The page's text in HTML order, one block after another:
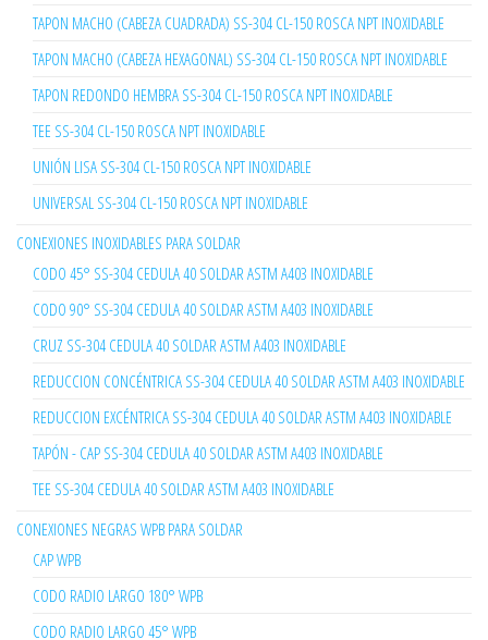
TAPON MACHO (CABEZA CUADRADA) SS-304 CL-150 ROSCA NPT INOXIDABLE
TAPON MACHO (CABEZA HEXAGONAL) SS-304 CL-150 ROSCA NPT INOXIDABLE
TAPON REDONDO HEMBRA SS-304 CL-150 ROSCA NPT INOXIDABLE
TEE SS-304 CL-150 ROSCA NPT INOXIDABLE
UNIÓN LISA SS-304 CL-150 ROSCA NPT INOXIDABLE
UNIVERSAL SS-304 CL-150 ROSCA NPT INOXIDABLE
CONEXIONES INOXIDABLES PARA SOLDAR
CODO 45° SS-304 CEDULA 40 SOLDAR ASTM A403 INOXIDABLE
CODO 90° SS-304 CEDULA 40 SOLDAR ASTM A403 INOXIDABLE
CRUZ SS-304 CEDULA 40 SOLDAR ASTM A403 INOXIDABLE
REDUCCION CONCÉNTRICA SS-304 CEDULA 40 SOLDAR ASTM A403 INOXIDABLE
REDUCCION EXCÉNTRICA SS-304 CEDULA 40 SOLDAR ASTM A403 INOXIDABLE
TAPÓN - CAP SS-304 CEDULA 40 SOLDAR ASTM A403 INOXIDABLE
TEE SS-304 CEDULA 40 SOLDAR ASTM A403 INOXIDABLE
CONEXIONES NEGRAS WPB PARA SOLDAR
CAP WPB
CODO RADIO LARGO 180° WPB
CODO RADIO LARGO 45° WPB